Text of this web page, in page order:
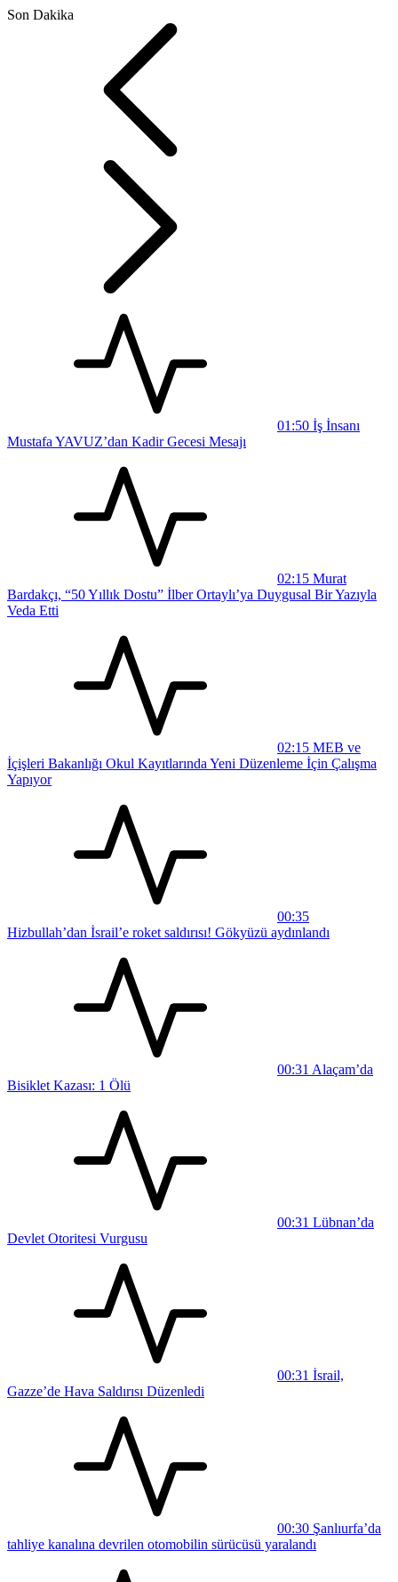
Son Dakika
01:50 İş İnsanı
Mustafa YAVUZ’dan Kadir Gecesi Mesajı
02:15 Murat
Bardakçı, “50 Yıllık Dostu” İlber Ortaylı’ya Duygusal Bir Yazıyla
Veda Etti
02:15 MEB ve
İçişleri Bakanlığı Okul Kayıtlarında Yeni Düzenleme İçin Çalışma
Yapıyor
00:35
Hizbullah’dan İsrail’e roket saldırısı! Gökyüzü aydınlandı
00:31 Alaçam’da
Bisiklet Kazası: 1 Ölü
00:31 Lübnan’da
Devlet Otoritesi Vurgusu
00:31 İsrail,
Gazze’de Hava Saldırısı Düzenledi
00:30 Şanlıurfa’da
tahliye kanalına devrilen otomobilin sürücüsü yaralandı